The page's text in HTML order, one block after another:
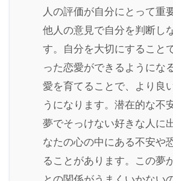
人の評価が自分にとって重
他人の意見で自分を判断し
す。自分を大切にすること
った恋愛ができるようにな
愛を育てることで、より良
うになります。潜在的な不
夢でそっけない好きな人に
なたの心の中にある不安や
ることがあります。この夢